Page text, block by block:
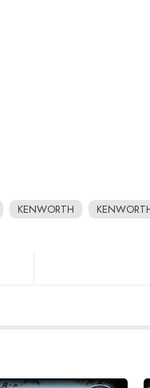
KENWORTH